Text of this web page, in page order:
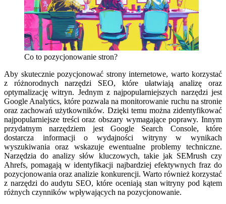
Co to pozycjonowanie stron?
Aby skutecznie pozycjonować strony internetowe, warto korzystać
z różnorodnych narzędzi SEO, które ułatwiają analizę oraz
optymalizację witryn. Jednym z najpopularniejszych narzędzi jest
Google Analytics, które pozwala na monitorowanie ruchu na stronie
oraz zachowań użytkowników. Dzięki temu można zidentyfikować
najpopularniejsze treści oraz obszary wymagające poprawy. Innym
przydatnym narzędziem jest Google Search Console, które
dostarcza informacji o wydajności witryny w wynikach
wyszukiwania oraz wskazuje ewentualne problemy techniczne.
Narzędzia do analizy słów kluczowych, takie jak SEMrush czy
Ahrefs, pomagają w identyfikacji najbardziej efektywnych fraz do
pozycjonowania oraz analizie konkurencji. Warto również korzystać
z narzędzi do audytu SEO, które oceniają stan witryny pod kątem
różnych czynników wpływających na pozycjonowanie.